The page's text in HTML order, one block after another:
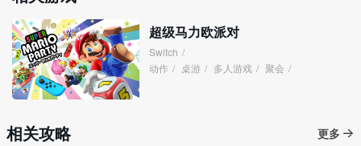
超级马力欧派对
Switch /
动作 / 桌游 / 多人游戏 / 聚会 /
相关攻略
更多